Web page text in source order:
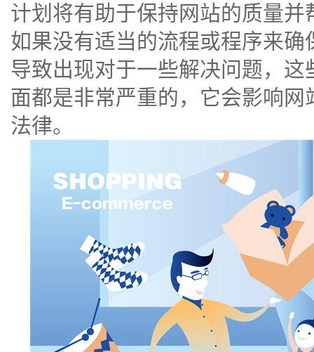
计划将有助于保持网站的质量
如果没有适当的流程或程序来
导致出现对于一些解决问题，
面都是非常严重的，它会影响
法律。